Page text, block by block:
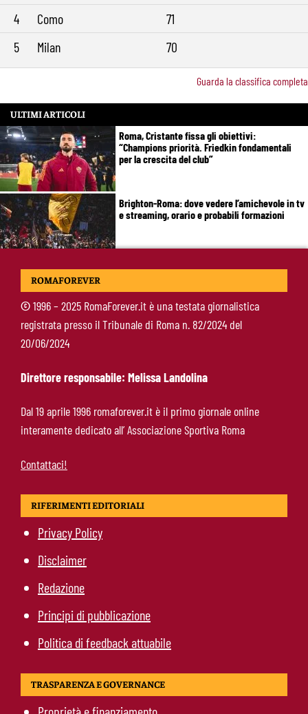
4
Como
71
5
Milan 70
Guarda la classifica completa
ULTIMI ARTICOLI
Roma, Cristante fissa gli obiettivi:
“Champions priorità. Friedkin fondamentali
per la crescita del club”
Brighton-Roma: dove vedere l’amichevole in tv
e streaming, orario e probabili formazioni
Svilar-Roma, promessa sul futuro: “Qui sto
Fofana-Roma, prima offerta respinta: il Lione
boccia la formula
ROMAFOREVER
©1996 – 2025 RomaForever.it è una testata giornalistica
registrata presso il Tribunale di Roma n. 82/2024 del
20/06/2024
Direttore responsabile: Melissa Landolina
Dal 19 aprile 1996 romaforever.it è il primo giornale online
interamente dedicato all’ Associazione Sportiva Roma
Contattaci!
RIFERIMENTI EDITORIALI
Privacy Policy
Disclaimer
Redazione
Principi di pubblicazione
Politica di feedback attuabile
TRASPARENZA E GOVERNANCE